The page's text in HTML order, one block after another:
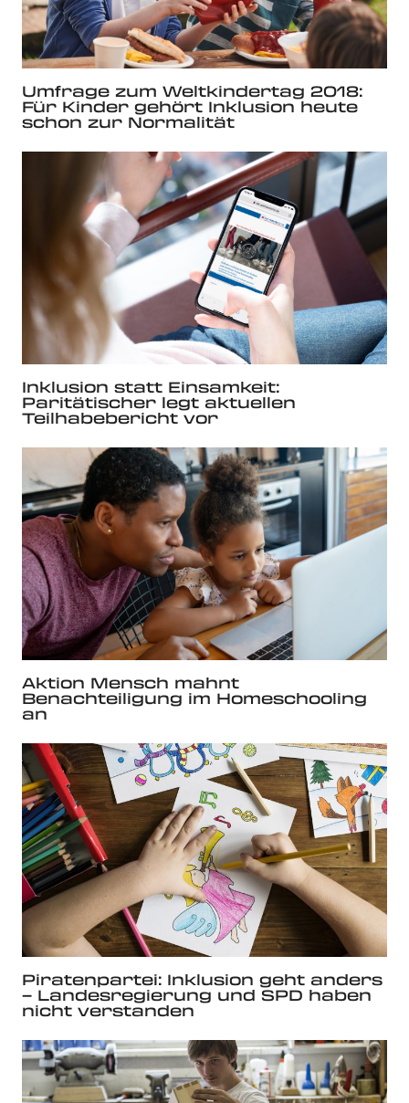
Umfrage zum Weltkindertag 2018:
Für Kinder gehört Inklusion heute
schon zur Normalität
Inklusion statt Einsamkeit:
Paritätischer legt aktuellen
Teilhabebericht vor
Aktion Mensch mahnt
Benachteiligung im Homeschooling
an
Piratenpartei: Inklusion geht anders
– Landesregierung und SPD haben
nicht verstanden